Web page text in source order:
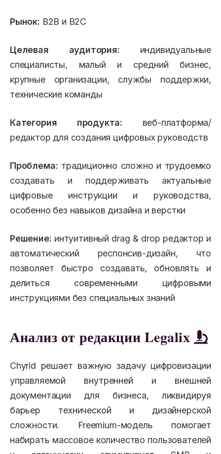
Рынок: B2B и B2C
Целевая аудитория: индивидуальные
специалисты, малый и средний бизнес,
крупные организации, службы поддержки,
технические команды
Категория продукта: веб-платформа/
редактор для создания цифровых руководств
Проблема: традиционно сложно и трудоемко
создавать и поддерживать актуальные
цифровые инструкции и руководства,
особенно без навыков дизайна и верстки
Решение: интуитивный drag & drop редактор и
автоматический респонсив-дизайн, что
позволяет быстро создавать, обновлять и
делиться современными цифровыми
инструкциями без специальных знаний
Анализ от редакции Legalix
Chyrid решает важную задачу цифровизации
управляемой внутренней и внешней
документации для бизнеса, ликвидируя
барьер технической и дизайнерской
сложности. Freemium-модель помогает
набирать массовое количество пользователей